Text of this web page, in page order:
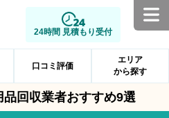
24時間 見積もり受付
口コミ評価
エリア
から探す
回収業者おすすめ9選